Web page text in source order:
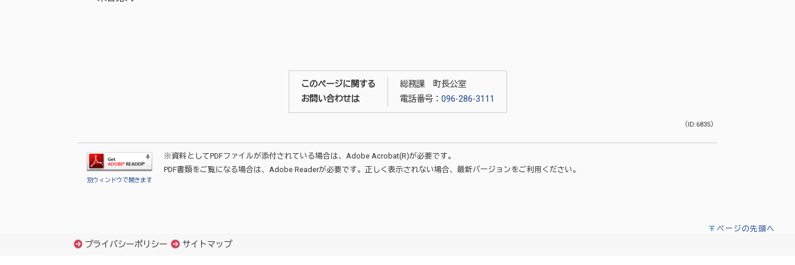
このページに関する
お問い合わせは
総務課 町長公室
電話番号： 096-286-3111
（ID:6835）
別ウィンドウで開きます
※資料としてPDFファイルが添付されている場合は、 Adobe Acrobat(R)が必要です。
PDF書類をご覧になる場合は、 Adobe Readerが必要です。正しく表示されない場合、最新バージョンをご利用ください。
ページの先頭へ
プライバシーポリシー サイトマップ